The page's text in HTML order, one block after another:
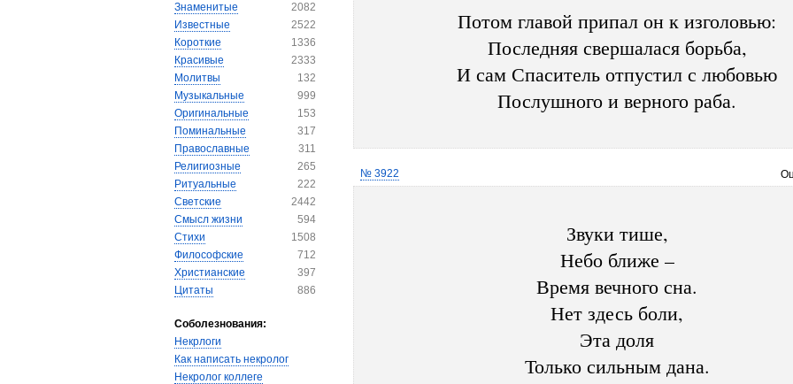
Знаменитые
2082
Известные
2522
Короткие
1336
Красивые
2333
Молитвы
132
Музыкальные
999
Оригинальные
153
Поминальные
317
Православные
311
Религиозные
265
Ритуальные
222
Светские
2442
Смысл жизни
594
Стихи
1508
Философские
712
Христианские
397
Цитаты
886
Соболезнования:
Некрлоги
Как написать некролог
Некролог коллеге
Потом главой припал он к изголовью:
Последняя свершалася борьба,
И сам Спаситель отпустил с любовью
Послушного и верного раба.
№ 3922
Звуки тише,
Небо ближе –
Время вечного сна.
Нет здесь боли,
Эта доля
Только сильным дана.